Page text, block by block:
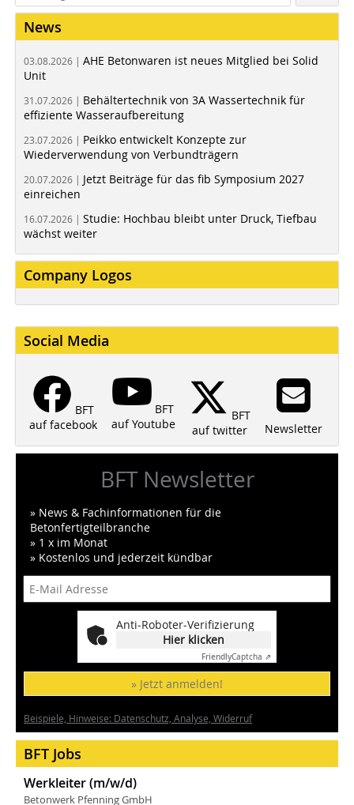
News
03.08.2026 | AHE Betonwaren ist neues Mitglied bei Solid
Unit
31.07.2026 | Behältertechnik von 3A Wassertechnik für
effiziente Wasseraufbereitung
23.07.2026 | Peikko entwickelt Konzepte zur
Wiederverwendung von Verbundträgern
20.07.2026 | Jetzt Beiträge für das fib Symposium 2027
einreichen
16.07.2026 | Studie: Hochbau bleibt unter Druck, Tiefbau
wächst weiter
Company Logos
Social Media
BFT
auf facebook
BFT
auf Youtube
BFT
auf twitter
Newsletter
BFT Newsletter
» News & Fachinformationen für die
Betonfertigteilbranche
» 1 x im Monat
» Kostenlos und jederzeit kündbar
Anti-Roboter-Verifizierung
Hier klicken
FriendlyCaptcha ⇗
» Jetzt anmelden!
Beispiele, Hinweise: Datenschutz, Analyse, Widerruf
BFT Jobs
Werkleiter (m/w/d)
Betonwerk Pfenning GmbH